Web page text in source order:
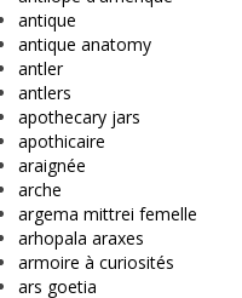
antique
antique anatomy
antler
antlers
apothecary jars
apothicaire
araignée
arche
argema mittrei femelle
arhopala araxes
armoire à curiosités
ars goetia